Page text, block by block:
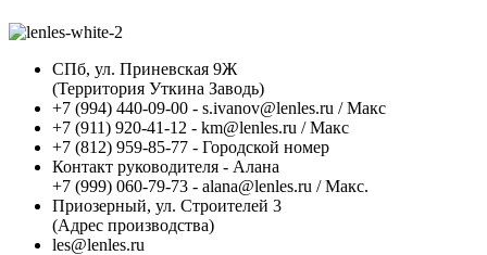
СПб, ул. Приневская 9Ж
(Территория Уткина Заводь)
+7 (994) 440-09-00 - s.ivanov@lenles.ru / Макс
+7 (911) 920-41-12 - km@lenles.ru / Макс
+7 (812) 959-85-77 - Городской номер
Контакт руководителя - Алана
+7 (999) 060-79-73 - alana@lenles.ru / Макс.
Приозерный, ул. Строителей 3
(Адрес производства)
les@lenles.ru